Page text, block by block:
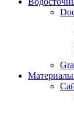
Материалы